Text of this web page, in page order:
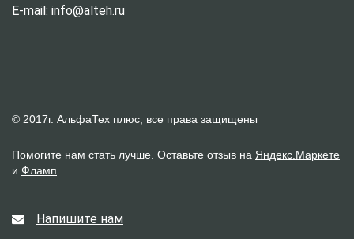
E-mail: info@alteh.ru
© 2017г. АльфаТех плюс, все права защищены
Помогите нам стать лучше. Оставьте отзыв на Яндекс.Маркете
и Фламп
Напишите нам